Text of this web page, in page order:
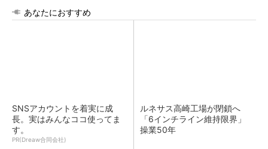
あなたにおすすめ
SNSアカウントを着実に成
長。実はみんなココ使ってま
す。
PR(Dreaw合同会社)
ルネサス高崎工場が閉鎖へ
「6インチライン維持限界」
操業50年